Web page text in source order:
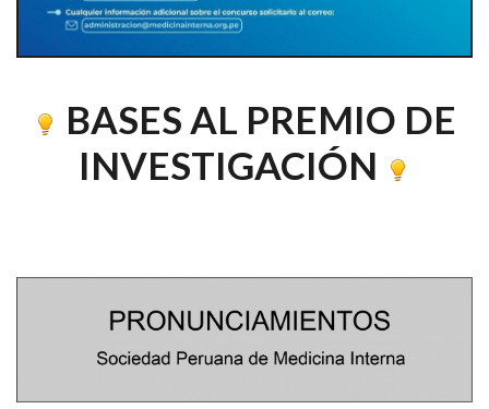
BASES AL PREMIO DE
INVESTIGACIÓN